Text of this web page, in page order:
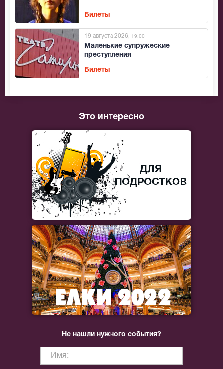
Билеты
Маленькие супружеские
преступления
19 августа 2026 , 19:00
Билеты
Это интересно
Не нашли нужного события?